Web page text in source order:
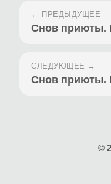
← ПРЕДЫДУЩЕЕ
Снов приюты.
СЛЕДУЮЩЕЕ →
Снов приюты.
©